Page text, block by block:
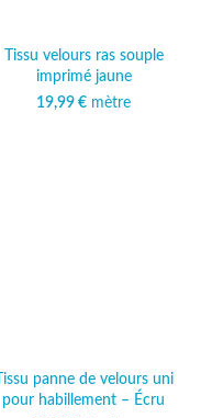
Tissu velours ras souple
imprimé jaune
19,99 € mètre
Tissu panne de velours uni
pour habillement – Écru